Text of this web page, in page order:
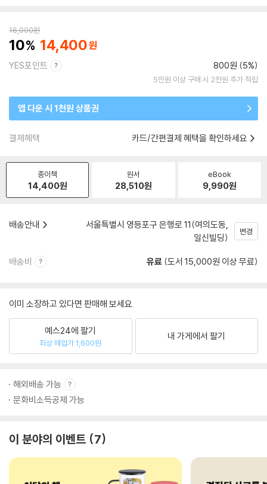
16,000원
10 14,400
YES포인트 800원 (5%)
5만원 이상 구매 시 2천원 추가 적립
앱 다운 시 1천원 상품권
결제혜택 카드/간편결제 혜택을 확인하세요
종이책
14,400원
원서
28,510원
eBook
9,990원
배송안내
서울특별시 영등포구 은행로 11(여의도동,
일신빌딩)
변경
배송비 유료 (도서 15,000원 이상 무료)
이미 소장하고 있다면 판매해 보세요.
예스24에 팔기
최상 매입가 1,600원
내 가게에서 팔기
해외배송 가능
문화비소득공제 가능
이 분야의 이벤트 7